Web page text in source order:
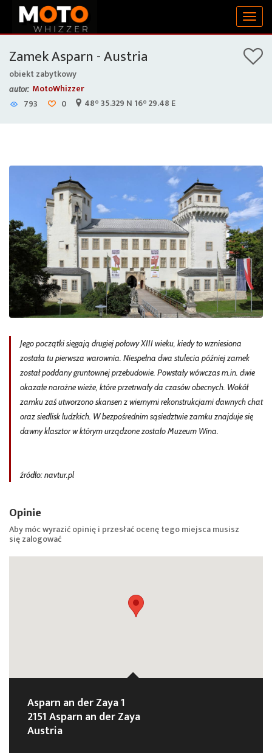
Zamek Asparn - Austria
obiekt zabytkowy
autor: MotoWhizzer
793
0 48° 35.329 N 16° 29.48 E
Jego początki sięgają drugiej połowy XIII wieku, kiedy to wzniesiona
została tu pierwsza warownia. Niespełna dwa stulecia później zamek
został poddany gruntownej przebudowie. Powstały wówczas m.in. dwie
okazałe narożne wieże, które przetrwały da czasów obecnych. Wokół
zamku zaś utworzono skansen z wiernymi rekonstrukcjami dawnych chat
oraz siedlisk ludzkich. W bezpośrednim sąsiedztwie zamku znajduje się
dawny klasztor w którym urządzone zostało Muzeum Wina.
źródło: navtur.pl
Opinie
Aby móc wyrazić opinię i przesłać ocenę tego miejsca musisz
sięzalogować
Asparn an der Zaya 1
2151 Asparn an der Zaya
Austria